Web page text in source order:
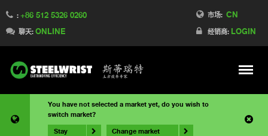
市场: CN
经销商: LOGIN
: +86 512 5326 0260
聊天: ONLINE
Meny
You have not selected a market yet, do you wish to
switch market?
Stay Change market